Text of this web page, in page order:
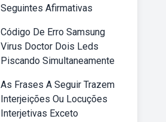
Seguintes Afirmativas
Código De Erro Samsung
Virus Doctor Dois Leds
Piscando Simultaneamente
As Frases A Seguir Trazem
Interjeições Ou Locuções
Interjetivas Exceto